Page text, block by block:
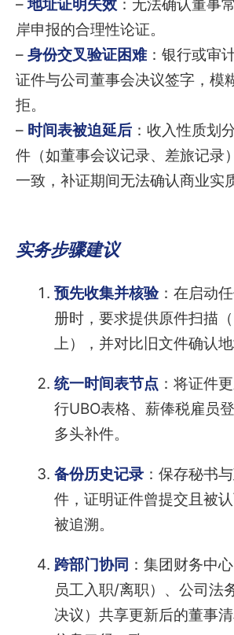
–地址证明失效 ：无法确认董事
岸申报的合理性论证。
– 身份交叉验证困难：银行或审
证件与公司董事会决议签字，模
拒。
– 时间表被迫延后 ：收入性质划
件（如董事会议记录、差旅记录
一致，补证期间无法确认商业实
实务步骤建议
预先收集并核验：在启动
册时，要求提供原件扫描
上），并对比旧文件确认地
统一时间表节点 ：将证件
行UBO表格、薪俸税雇员
多头补件。
备份历史记录：保存秘书
件，证明证件曾提交且被
被追溯。
跨部门协同 ：集团财务中
员工入职/离职）、公司法
决议）共享更新后的董事